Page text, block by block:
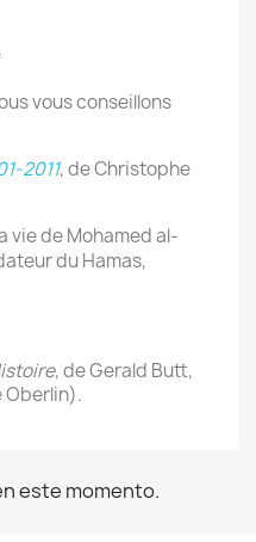
vous conseillons
2011, de Christophe
vie de Mohamed al-
du Hamas,
, de Gerald Butt,
este momento.